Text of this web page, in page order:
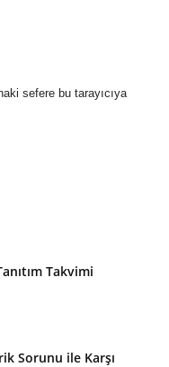
sefere bu tarayıcıya
Takvimi
Sorunu ile Karşı